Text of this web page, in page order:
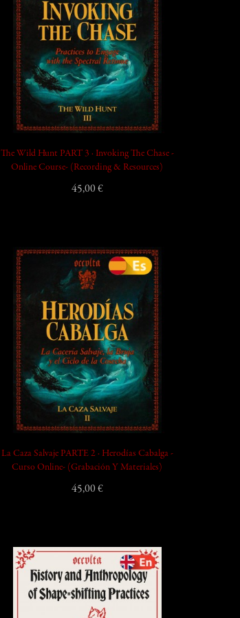
add_shopping_cart
The Wild Hunt PART 3 · Invoking The Chase -
Online Course- (Recording & Resources)
45,00 €
add_shopping_cart
La Caza Salvaje PARTE 2 · Herodías Cabalga -
Curso Online- (Grabación Y Materiales)
45,00 €